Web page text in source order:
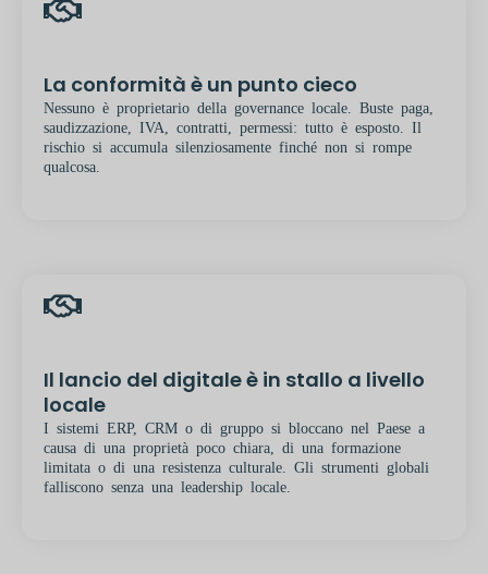
La conformità è un punto cieco
Nessuno è proprietario della governance locale. Buste paga,
saudizzazione, IVA, contratti, permessi: tutto è esposto. Il
rischio si accumula silenziosamente finché non si rompe
qualcosa.
Il lancio del digitale è in stallo a livello
locale
I sistemi ERP, CRM o di gruppo si bloccano nel Paese a
causa di una proprietà poco chiara, di una formazione
limitata o di una resistenza culturale. Gli strumenti globali
falliscono senza una leadership locale.